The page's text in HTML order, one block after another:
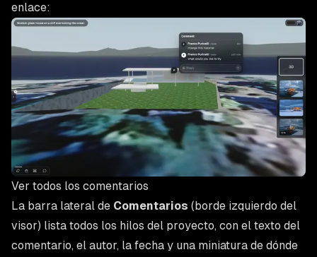
enlace:
Ver todos los comentarios
La barra lateral de Comentarios (borde izquierdo del
visor) lista todos los hilos del proyecto, con el texto del
comentario, el autor, la fecha y una miniatura de dónde